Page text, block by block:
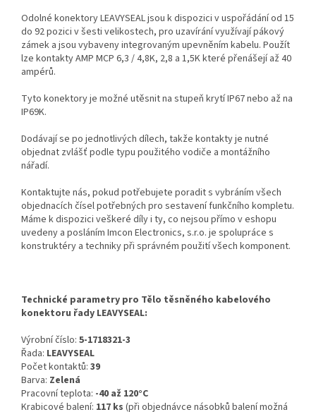
Odolné konektory LEAVYSEAL jsou k dispozici v uspořádání od 15
do 92 pozici v šesti velikostech, pro uzavírání využívají pákový
zámek a jsou vybaveny integrovaným upevněním kabelu. Použít
lze kontakty AMP MCP 6,3 / 4,8K, 2,8 a 1,5K které přenášejí až 40
ampérů.
Tyto konektory je možné utěsnit na stupeň krytí IP67 nebo až na
IP69K.
Dodávají se po jednotlivých dílech, takže kontakty je nutné
objednat zvlášť podle typu použitého vodiče a montážního
nářadí.
Kontaktujte nás, pokud potřebujete poradit s vybráním všech
objednacích čísel potřebných pro sestavení funkčního kompletu.
Máme k dispozici veškeré díly i ty, co nejsou přímo v eshopu
uvedeny a posláním Imcon Electronics, s.r.o. je spolupráce s
konstruktéry a techniky při správném použití všech komponent.
Technické parametry pro Tělo těsněného kabelového
konektoru řady LEAVYSEAL:
Výrobní číslo: 5-1718321-3
Řada: LEAVYSEAL
Počet kontaktů: 39
Barva: Zelená
Pracovní teplota: -40 až 120°C
Krabicové balení: 117 ks (při objednávce násobků balení možná